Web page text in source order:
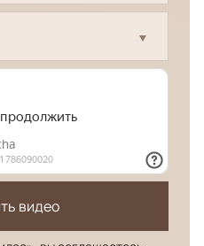
видео